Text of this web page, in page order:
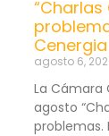
Cenergia
agosto 6,
La Cámara
agosto
problemas.